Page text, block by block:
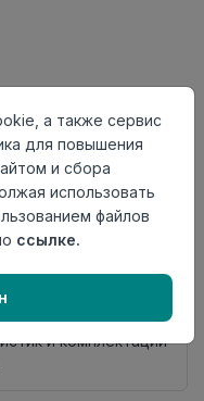
отличаться от
Проверяйте
и комплектации
а также сервис
для повышения
и сбора
использовать
файлов
ссылке.